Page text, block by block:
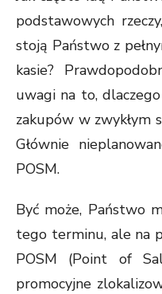
podstawowych
stoją Państwo z
kasie?
uwagi na to,
zakupów w zwykłym
Głównie
POSM.
Być może, Państwo
tego terminu, ale na
POSM (Point of
promocyjne